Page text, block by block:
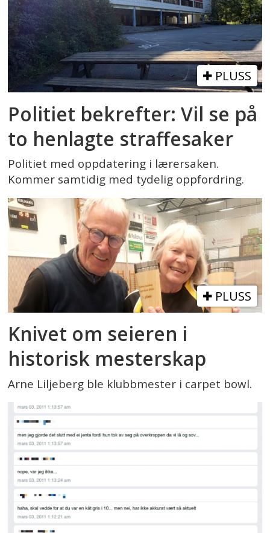
PLUSS
Politiet bekrefter: Vil se på
to henlagte straffesaker
Politiet med oppdatering i lærersaken.
Kommer samtidig med tydelig oppfordring.
PLUSS
Knivet om seieren i
historisk mesterskap
Arne Liljeberg ble klubbmester i carpet bowl.